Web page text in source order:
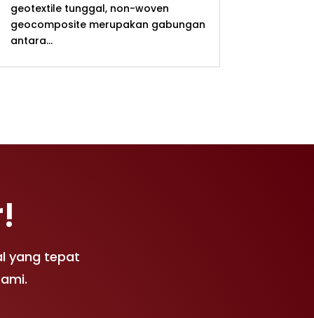
geotextile tunggal, non-woven
geocomposite merupakan gabungan
antara...
yang tepat